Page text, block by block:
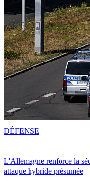
L'Allemagne renforce la
attaque hybride présumée
DÉFENSE